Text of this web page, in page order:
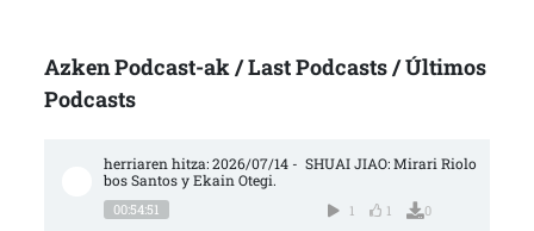
Azken Podcast-ak / Last Podcasts / Últimos
Podcasts
herriaren hitza: 2026/07/14 -  SHUAI JIAO: Mirari Riolo
bos Santos y Ekain Otegi.
00:54:51 1 1 0